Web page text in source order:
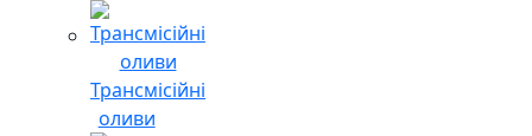
Трансмісійні
оливи